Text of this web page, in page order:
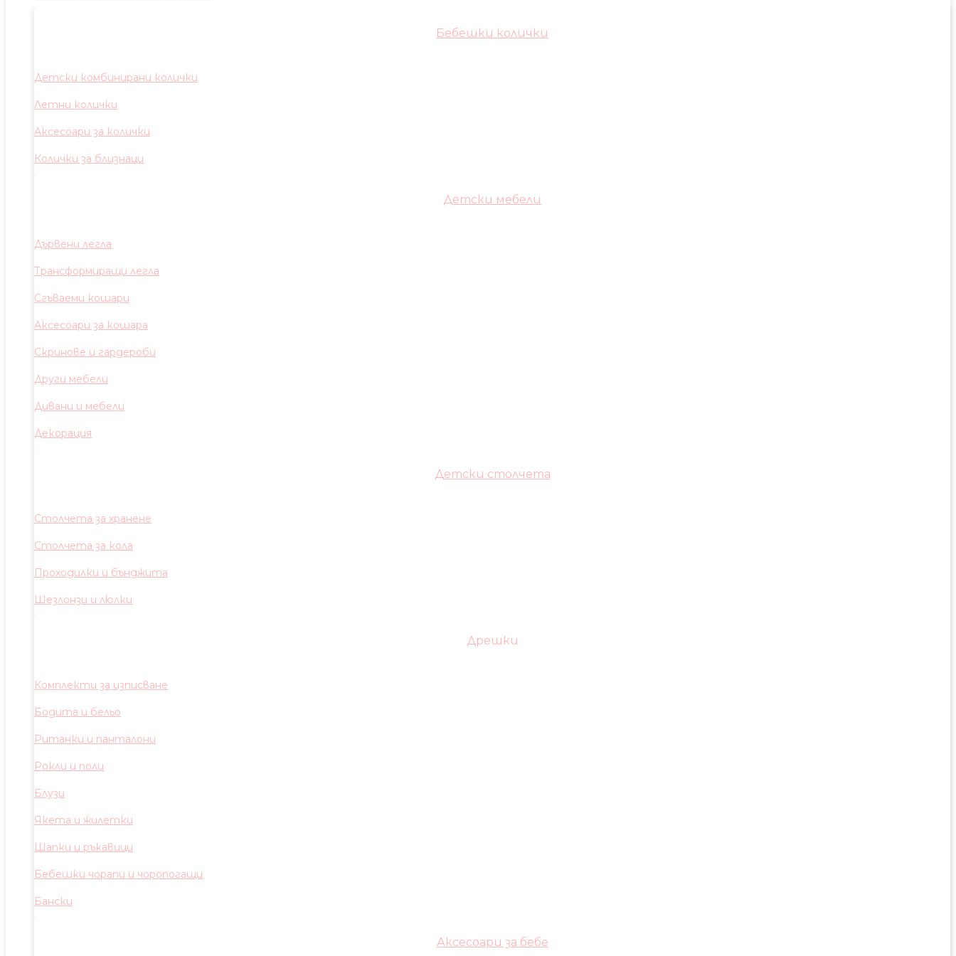
Бебешки колички
Детски комбинирани колички
Летни колички
Аксесоари за колички
Колички за близнаци
Детски мебели
Дървени легла
Трансформиращи легла
Сгъваеми кошари
Аксесоари за кошара
Скринове и гардероби
Други мебели
Дивани и мебели
Декорация
Детски столчета
Столчета за хранене
Столчета за кола
Проходилки и бънджита
Шезлонзи и люлки
Дрешки
Комплекти за изписване
Бодита и бельо
Ританки и панталони
Рокли и поли
Блузи
Якета и жилетки
Шапки и ръкавици
Бебешки чорапи и чоропогащи
Бански
Аксесоари за бебе